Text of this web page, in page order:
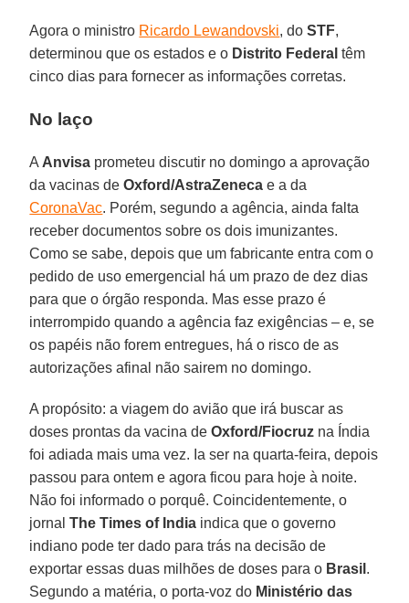
Agora o ministro Ricardo Lewandovski, doSTF,
determinou que os estados e o Distrito Federal têm
cinco dias para fornecer as informações corretas.
No laço
A Anvisa prometeu discutir no domingo a aprovação
da vacinas deOxford/AstraZeneca e a da
CoronaVac. Porém, segundo a agência, ainda falta
receber documentos sobre os dois imunizantes.
Como se sabe, depois que um fabricante entra com o
pedido de uso emergencial há um prazo de dez dias
para que o órgão responda. Mas esse prazo é
interrompido quando a agência faz exigências – e, se
os papéis não forem entregues, há o risco de as
autorizações afinal não sairem no domingo.
A propósito: a viagem do avião que irá buscar as
doses prontas da vacina deOxford/Fiocruz na Índia
foi adiada mais uma vez. Ia ser na quarta-feira, depois
passou para ontem e agora ficou para hoje à noite.
Não foi informado o porquê. Coincidentemente, o
jornalThe Times of India indica que o governo
indiano pode ter dado para trás na decisão de
exportar essas duas milhões de doses para o Brasil .
Segundo a matéria, o porta-voz do Ministério das